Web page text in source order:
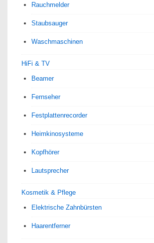
Rauchmelder
Staubsauger
Waschmaschinen
HiFi & TV
Beamer
Fernseher
Festplattenrecorder
Heimkinosysteme
Kopfhörer
Lautsprecher
Kosmetik & Pflege
Elektrische Zahnbürsten
Haarentferner